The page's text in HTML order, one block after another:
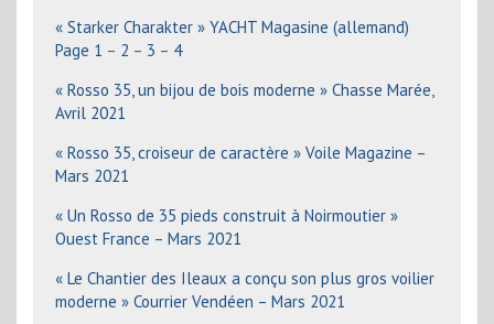
« Starker Charakter » YACHT Magasine (allemand)
Page 1 – 2 – 3 – 4
« Rosso 35, un bijou de bois moderne » Chasse Marée,
Avril 2021
« Rosso 35, croiseur de caractère » Voile Magazine –
Mars 2021
« Un Rosso de 35 pieds construit à Noirmoutier »
Ouest France – Mars 2021
« Le Chantier des Ileaux a conçu son plus gros voilier
moderne » Courrier Vendéen – Mars 2021